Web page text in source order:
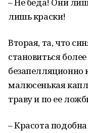
лишь краски!
Вторая, та, что
становиться
безапелляционно
малюсенькая
траву и по ее
– Красота